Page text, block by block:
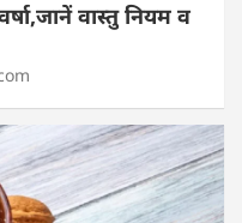
वास्तु नियम व